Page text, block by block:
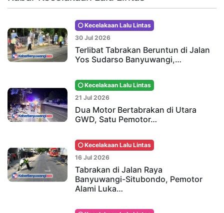
Kecelakaan Lalu Lintas
30 Jul 2026
Terlibat Tabrakan Beruntun di Jalan
Yos Sudarso Banyuwangi,…
Kecelakaan Lalu Lintas
21 Jul 2026
Dua Motor Bertabrakan di Utara
GWD, Satu Pemotor…
Kecelakaan Lalu Lintas
16 Jul 2026
Tabrakan di Jalan Raya
Banyuwangi-Situbondo, Pemotor
Alami Luka…